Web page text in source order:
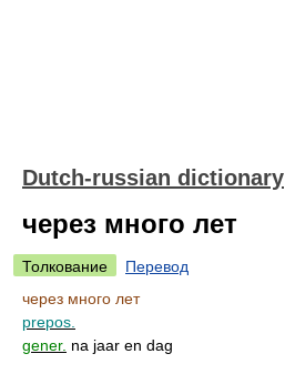
Dutch-russian dictionary
через много лет
Толкование
Перевод
через много лет
prepos.
gener. na jaar en dag